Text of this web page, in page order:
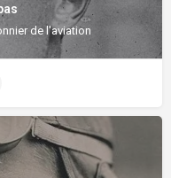
de l'aviation